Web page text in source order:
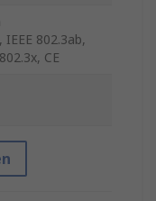
IEEE 802.3ab,
CE